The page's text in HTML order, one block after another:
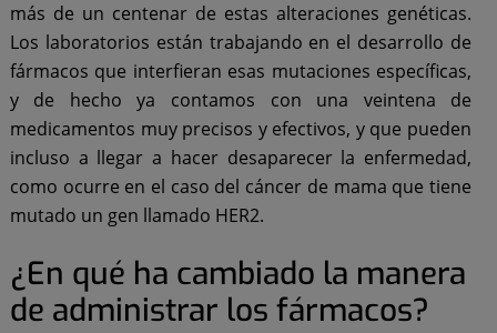
más de un centenar de estas alteraciones genéticas.
Los laboratorios están trabajando en el desarrollo de
fármacos que interfieran esas mutaciones específicas,
y de hecho ya contamos con una veintena de
medicamentos muy precisos y efectivos, y que pueden
incluso a llegar a hacer desaparecer la enfermedad,
como ocurre en el caso del cáncer de mama que tiene
mutado un gen llamado HER2.
¿En qué ha cambiado la manera
de administrar los fármacos?